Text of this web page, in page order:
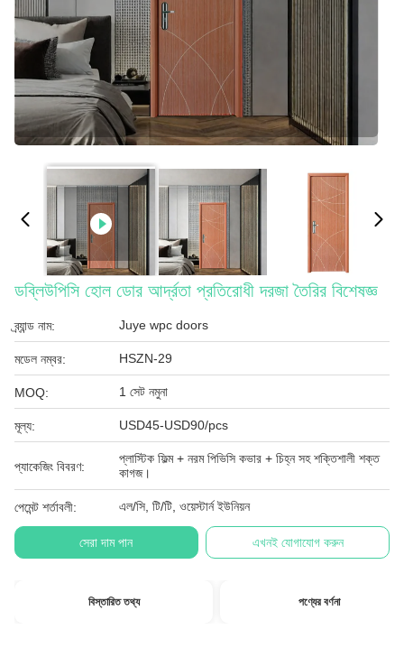
ডব্লিউপিসি হোল ডোর আর্দ্রতা প্রতিরোধী দরজা তৈরির বিশেষজ্ঞ
ব্র্যান্ড নাম: Juye wpc doors
মডেল নম্বর: HSZN-29
MOQ: 1 সেট নমুনা
মূল্য: USD45-USD90/pcs
প্যাকেজিং বিবরণ:
প্লাস্টিক ফিল্ম + নরম পিভিসি কভার + চিহ্ন সহ শক্তিশালী শক্ত
কাগজ।
পেমেন্ট শর্তাবলী: এল/সি, টি/টি, ওয়েস্টার্ন ইউনিয়ন
সেরা দাম পান এখনই যোগাযোগ করুন
বিস্তারিত তথ্য পণ্যের বর্ণনা